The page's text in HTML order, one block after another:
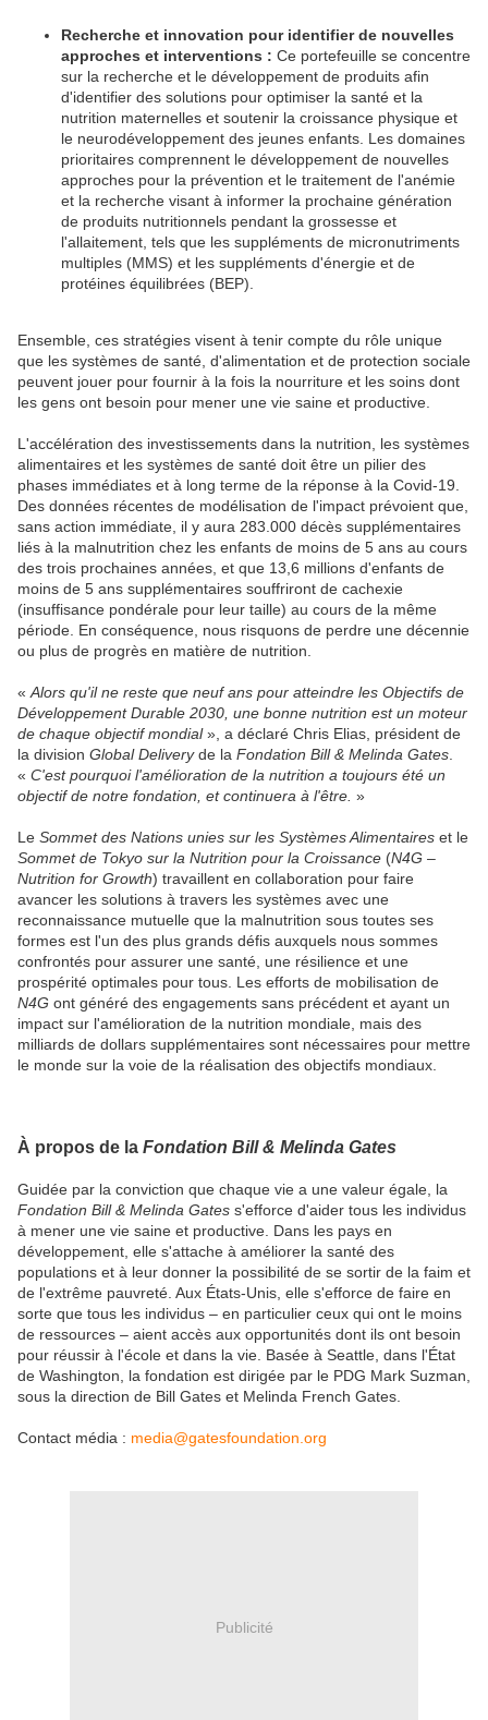
Recherche et innovation pour identifier de nouvelles
approches et interventions : Ce portefeuille se concentre
sur la recherche et le développement de produits afin
d'identifier des solutions pour optimiser la santé et la
nutrition maternelles et soutenir la croissance physique et
le neurodéveloppement des jeunes enfants. Les domaines
prioritaires comprennent le développement de nouvelles
approches pour la prévention et le traitement de l'anémie
et la recherche visant à informer la prochaine génération
de produits nutritionnels pendant la grossesse et
l'allaitement, tels que les suppléments de micronutriments
multiples (MMS) et les suppléments d'énergie et de
protéines équilibrées (BEP).
Ensemble, ces stratégies visent à tenir compte du rôle unique
que les systèmes de santé, d'alimentation et de protection sociale
peuvent jouer pour fournir à la fois la nourriture et les soins dont
les gens ont besoin pour mener une vie saine et productive.
L'accélération des investissements dans la nutrition, les systèmes
alimentaires et les systèmes de santé doit être un pilier des
phases immédiates et à long terme de la réponse à la Covid-19.
Des données récentes de modélisation de l'impact prévoient que,
sans action immédiate, il y aura 283.000 décès supplémentaires
liés à la malnutrition chez les enfants de moins de 5 ans au cours
des trois prochaines années, et que 13,6 millions d'enfants de
moins de 5 ans supplémentaires souffriront de cachexie
(insuffisance pondérale pour leur taille) au cours de la même
période. En conséquence, nous risquons de perdre une décennie
ou plus de progrès en matière de nutrition.
« Alors qu'il ne reste que neuf ans pour atteindre les Objectifs de
Développement Durable 2030, une bonne nutrition est un moteur
de chaque objectif mondial», a déclaré Chris Elias, président de
la division Global Deliveryde la Fondation Bill & Melinda Gates
« C'est pourquoi l'amélioration de la nutrition a toujours été un
objectif de notre fondation, et continuera à l'être. »
Le Sommet des Nations unies sur les Systèmes Alimentaires et le
Sommet de Tokyo sur la Nutrition pour la Croissance (N4G –
Nutrition for Growth) travaillent en collaboration pour faire
avancer les solutions à travers les systèmes avec une
reconnaissance mutuelle que la malnutrition sous toutes ses
formes est l'un des plus grands défis auxquels nous sommes
confrontés pour assurer une santé, une résilience et une
prospérité optimales pour tous. Les efforts de mobilisation de
N4G ont généré des engagements sans précédent et ayant un
impact sur l'amélioration de la nutrition mondiale, mais des
milliards de dollars supplémentaires sont nécessaires pour mettre
le monde sur la voie de la réalisation des objectifs mondiaux.
À propos de la Fondation Bill & Melinda Gates
Guidée par la conviction que chaque vie a une valeur égale, la
Fondation Bill & Melinda Gates s'efforce d'aider tous les individus
à mener une vie saine et productive. Dans les pays en
développement, elle s'attache à améliorer la santé des
populations et à leur donner la possibilité de se sortir de la faim et
de l'extrême pauvreté. Aux États-Unis, elle s'efforce de faire en
sorte que tous les individus – en particulier ceux qui ont le moins
de ressources – aient accès aux opportunités dont ils ont besoin
pour réussir à l'école et dans la vie. Basée à Seattle, dans l'État
de Washington, la fondation est dirigée par le PDG Mark Suzman,
sous la direction de Bill Gates et Melinda French Gates.
Contact média : media@gatesfoundation.org
Publicité